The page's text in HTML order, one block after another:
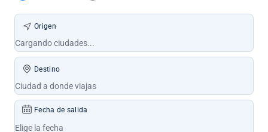
Origen
Destino
Fecha de salida